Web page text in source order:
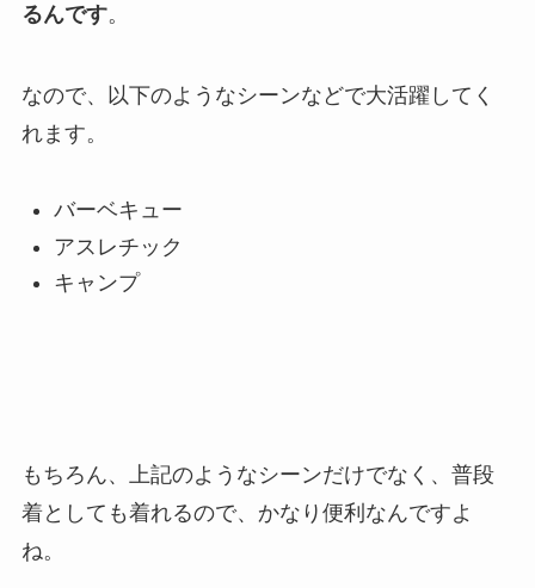
るんです。
なので、以下のようなシーンなどで大活躍してく
れます。
バーベキュー
アスレチック
キャンプ
もちろん、上記のようなシーンだけでなく、普段
着としても着れるので、かなり便利なんですよ
ね。